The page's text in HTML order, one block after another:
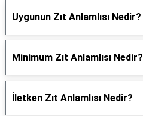
Uygunun Zıt Anlamlısı Nedir?
Minimum Zıt Anlamlısı Nedir?
İletken Zıt Anlamlısı Nedir?